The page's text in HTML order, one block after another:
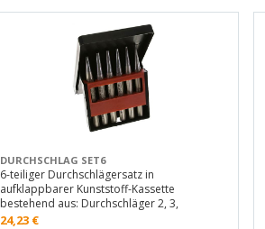
DURCHSCHLAG SET6
6-teiliger Durchschlägersatz in
aufklappbarer Kunststoff-Kassette
bestehend aus: Durchschläger 2, 3,
24,23 €